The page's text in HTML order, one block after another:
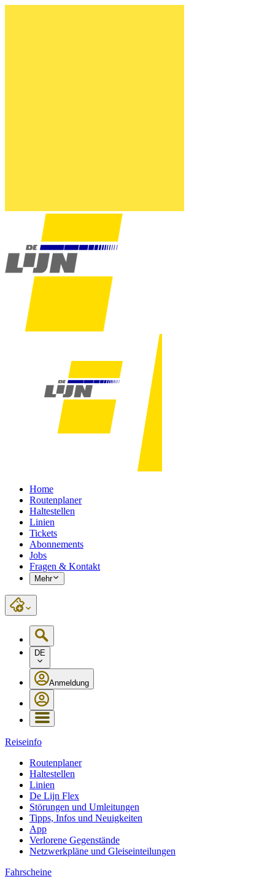
Home
Routenplaner
Haltestellen
Linien
Tickets
Abonnements
Jobs
Fragen & Kontakt
Mehr
DE
Anmeldung
Reiseinfo
Routenplaner
Haltestellen
Linien
De Lijn Flex
Störungen und Umleitungen
Tipps, Infos und Neuigkeiten
App
Verlorene Gegenstände
Netzwerkpläne und Gleiseinteilungen
Fahrscheine